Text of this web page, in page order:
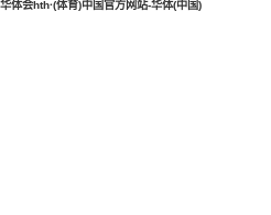
华体会hth·(体育)中国官方网站-华体(中国)